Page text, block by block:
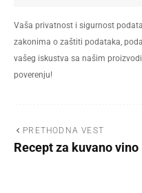
Vaša privatnost i sigurnost
zakonima o zaštiti podataka,
vašeg iskustva sa našim
poverenju!
PRETHODNA VEST
Recept za kuvano vino